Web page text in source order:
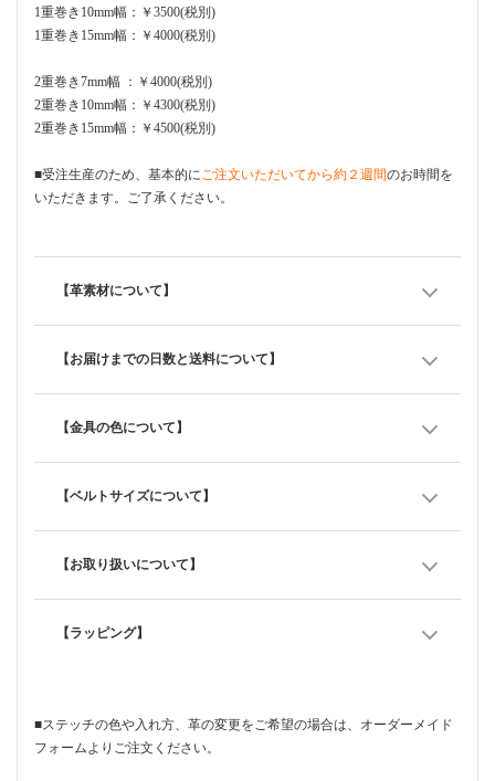
1重巻き10mm幅：￥3500(税別)
1重巻き15mm幅：￥4000(税別)
2重巻き7mm幅 ：￥4000(税別)
2重巻き10mm幅：￥4300(税別)
2重巻き15mm幅：￥4500(税別)
■受注生産のため、基本的にご注文いただいてから約２週間のお時間を
いただきます。ご了承ください。
【革素材について】
【お届けまでの日数と送料について】
【金具の色について】
【ベルトサイズについて】
【お取り扱いについて】
【ラッピング】
■ステッチの色や入れ方、革の変更をご希望の場合は、 オーダーメイド
フォームよりご注文ください。